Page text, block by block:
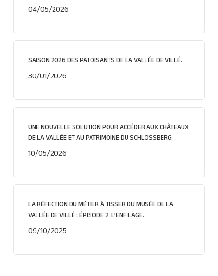
04/05/2026
SAISON 2026 DES PATOISANTS DE LA VALLÉE DE VILLÉ.
30/01/2026
UNE NOUVELLE SOLUTION POUR ACCÉDER AUX CHÂTEAUX
DE LA VALLÉE ET AU PATRIMOINE DU SCHLOSSBERG
10/05/2026
LA RÉFECTION DU MÉTIER À TISSER DU MUSÉE DE LA
VALLÉE DE VILLÉ : ÉPISODE 2, L’ENFILAGE.
09/10/2025